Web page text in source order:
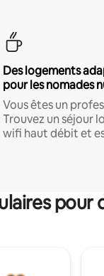
Des logements
pour les nomades
Vous êtes un
Trouvez un séjour
wifi haut débit et
pour